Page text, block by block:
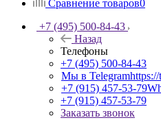
Сравнение товаров0
+7 (495) 500-84-43
Назад
Телефоны
+7 (495) 500-84-43
Мы в Telegram
+7 (915) 457-53-79
+7 (915) 457-53-79
Заказать звонок